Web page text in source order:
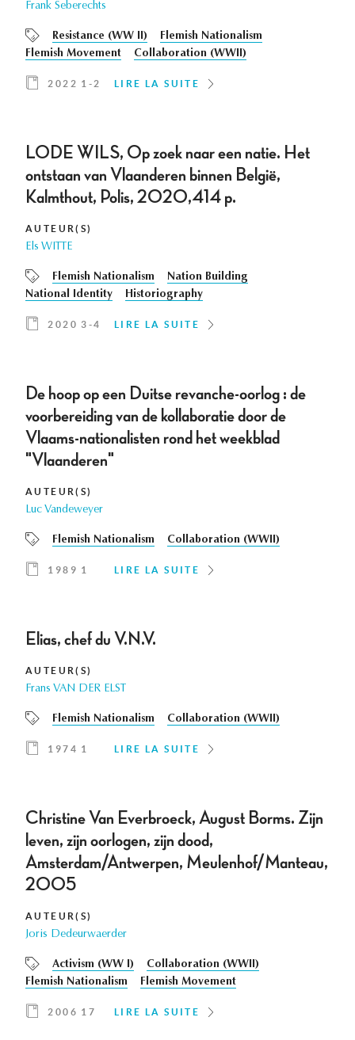
Frank Seberechts
Resistance (WW II)
Flemish Nationalism
Flemish Movement
Collaboration (WWII)
2022 1-2 LIRE LA SUITE
LODE WILS, Op zoek naar een natie. Het
ontstaan van Vlaanderen binnen België,
Kalmthout, Polis, 2020,414 p.
AUTEUR(S)
Els WITTE
Flemish Nationalism
Nation Building
National Identity
Historiography
2020 3-4 LIRE LA SUITE
De hoop op een Duitse revanche-oorlog : de
voorbereiding van de kollaboratie door de
Vlaams-nationalisten rond het weekblad
"Vlaanderen"
AUTEUR(S)
Luc Vandeweyer
Flemish Nationalism Collaboration (WWII)
1989 1 LIRE LA SUITE
Elias, chef du V.N.V.
AUTEUR(S)
Frans VAN DER ELST
Flemish Nationalism Collaboration (WWII)
1974 1 LIRE LA SUITE
Christine Van Everbroeck, August Borms. Zijn
leven, zijn oorlogen, zijn dood,
Amsterdam/Antwerpen, Meulenhof/Manteau,
2005
AUTEUR(S)
Joris Dedeurwaerder
Activism (WW I)
Collaboration (WWII)
Flemish Nationalism
Flemish Movement
2006 17 LIRE LA SUITE